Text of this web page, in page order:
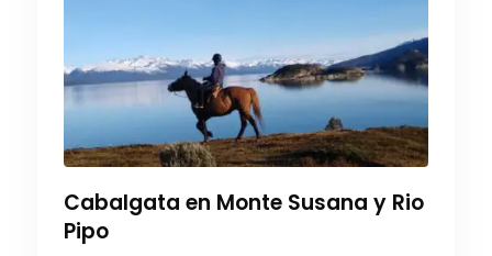
Cabalgata en Monte Susana y Rio
Pipo